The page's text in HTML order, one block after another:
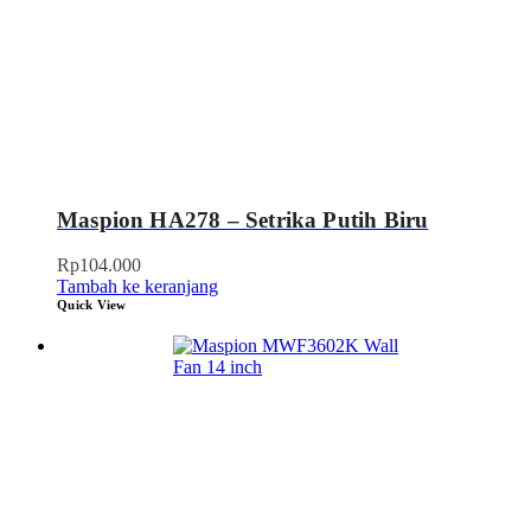
Maspion HA278 – Setrika Putih Biru
Rp104.000
Tambah ke keranjang
Quick View